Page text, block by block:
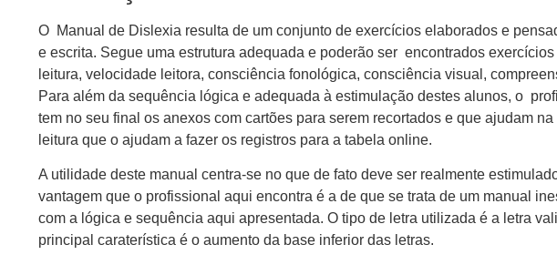
O Manual de Dislexia resulta de um conjunto de exercícios elaborados e
e escrita. Segue uma estrutura adequada e poderão ser encontrados exercícios
leitura, velocidade leitora, consciência fonológica, consciência visual,
Para além da sequência lógica e adequada à estimulação destes alunos, o
tem no seu final os anexos com cartões para serem recortados e que ajudam
leitura que o ajudam a fazer os registros para a tabela online.
A utilidade deste manual centra-se no que de fato deve ser realmente
vantagem que o profissional aqui encontra é a de que se trata de um manual
com a lógica e sequência aqui apresentada. O tipo de letra utilizada é a letra
principal caraterística é o aumento da base inferior das letras.